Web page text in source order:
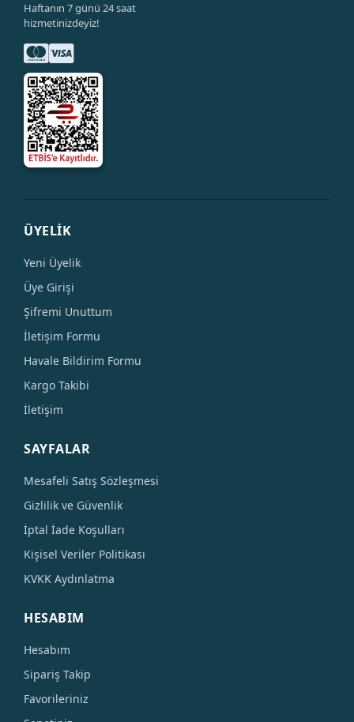
Haftanın 7 günü 24 saat
hizmetinizdeyiz!
ÜYELİK
Yeni Üyelik
Üye Girişi
Şifremi Unuttum
İletişim Formu
Havale Bildirim Formu
Kargo Takibi
İletişim
SAYFALAR
Mesafeli Satış Sözleşmesi
Gizlilik ve Güvenlik
İptal İade Koşulları
Kişisel Veriler Politikası
KVKK Aydınlatma
HESABIM
Hesabım
Sipariş Takip
Favorileriniz